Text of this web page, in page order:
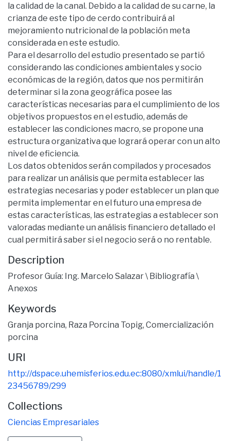
la calidad de la canal. Debido a la calidad de su carne, la
crianza de este tipo de cerdo contribuirá al
mejoramiento nutricional de la población meta
considerada en este estudio.
Para el desarrollo del estudio presentado se partió
considerando las condiciones ambientales y socio
económicas de la región, datos que nos permitirán
determinar si la zona geográfica posee las
características necesarias para el cumplimiento de los
objetivos propuestos en el estudio, además de
establecer las condiciones macro, se propone una
estructura organizativa que logrará operar con un alto
nivel de eficiencia.
Los datos obtenidos serán compilados y procesados
para realizar un análisis que permita establecer las
estrategias necesarias y poder establecer un plan que
permita implementar en el futuro una empresa de
estas características, las estrategias a establecer son
valoradas mediante un análisis financiero detallado el
cual permitirá saber si el negocio será o no rentable.
Description
Profesor Guía: Ing. Marcelo Salazar \ Bibliografía \
Anexos
Keywords
Granja porcina, Raza Porcina Topig, Comercialización
porcina
URI
http://dspace.uhemisferios.edu.ec:8080/xmlui/handle/1
23456789/299
Collections
Ciencias Empresariales